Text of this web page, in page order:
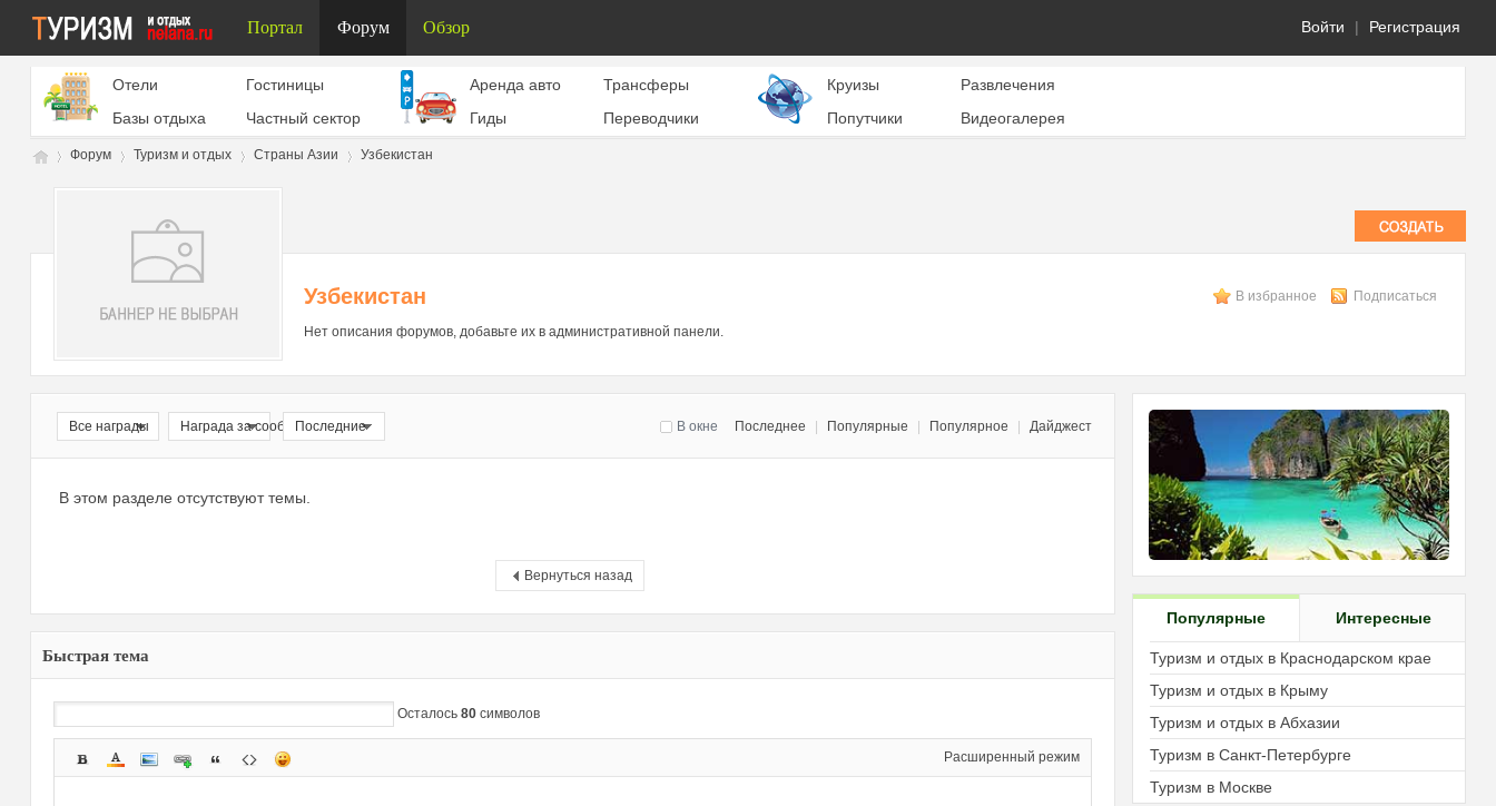
Войти | Регистрация
Портал Форум Обзор
Отели
Гостиницы
Базы отдыха
Частный сектор
Aренда авто
Трансферы
Гиды
Переводчики
Круизы
Развлечения
Попутчики
Видеогалерея
Ту »
Форум Туризм и отдых Страны Азии
›
Узбекистан
В избранное Подписаться
Узбекистан
Нет описания форумов, добавьте их в административной панели.
Последнее Популярные Популярное Дайджест
В окне
Все награды Награда за сообщениеПоследние
В этом разделе отсутствуют темы.
Вернуться назад
Быстрая тема
Осталось 80символов
Расширенный режим
Популярные Интересные
Туризм и отдых в Краснодарском крае
Туризм и отдых в Крыму
Туризм и отдых в Абхазии
Туризм в Санкт-Петербурге
Туризм в Москве